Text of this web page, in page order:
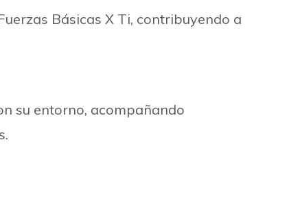
Básicas X Ti, contribuyendo a
su entorno, acompañando